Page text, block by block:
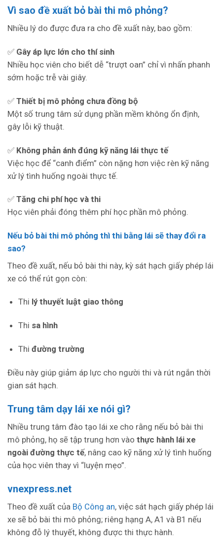
Vì sao đề xuất bỏ bài thi mô phỏng?
Nhiều lý do được đưa ra cho đề xuất này, bao gồm:
✅ Gây áp lực lớn cho thí sinh
Nhiều học viên cho biết dễ “trượt oan” chỉ vì nhấn phanh
sớm hoặc trễ vài giây.
✅ Thiết bị mô phỏng chưa đồng bộ
Một số trung tâm sử dụng phần mềm không ổn định,
gây lỗi kỹ thuật.
✅ Không phản ánh đúng kỹ năng lái thực tế
Việc học để “canh điểm” còn nặng hơn việc rèn kỹ năng
xử lý tình huống ngoài thực tế.
✅ Tăng chi phí học và thi
Học viên phải đóng thêm phí học phần mô phỏng.
Nếu bỏ bài thi mô phỏng thì thi bằng lái sẽ thay đổi ra
sao?
Theo đề xuất, nếu bỏ bài thi này, kỳ sát hạch giấy phép lái
xe có thể rút gọn còn:
Thi lý thuyết luật giao thông
Thi sa hình
Thi đường trường
Điều này giúp giảm áp lực cho người thi và rút ngắn thời
gian sát hạch.
Trung tâm dạy lái xe nói gì?
Nhiều trung tâm đào tạo lái xe cho rằng nếu bỏ bài thi
mô phỏng, họ sẽ tập trung hơn vào thực hành lái xe
ngoài đường thực tế, nâng cao kỹ năng xử lý tình huống
của học viên thay vì “luyện mẹo”.
vnexpress.net
Theo đề xuất của Bộ Công an, việc sát hạch giấy phép lái
xe sẽ bỏ bài thi mô phỏng; riêng hạng A, A1 và B1 nếu
không đỗ lý thuyết, không được thi thực hành.